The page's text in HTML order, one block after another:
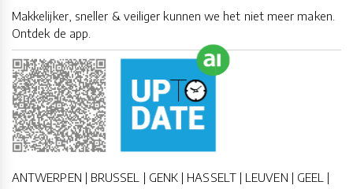
Makkelijker, sneller & veiliger kunnen we het niet meer maken.
Ontdek de app.
ANTWERPEN | BRUSSEL | GENK | HASSELT | LEUVEN | GEEL |